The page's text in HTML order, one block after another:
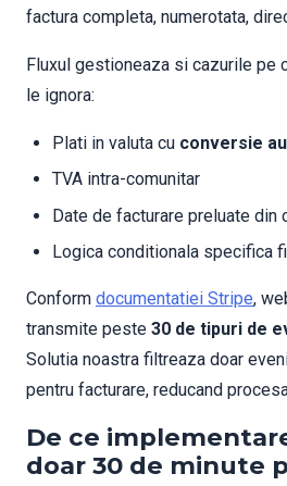
factura completa, numerotata,
Fluxul gestioneaza si cazurile pe
le ignora:
Plati in valuta cu conversie
TVA intra-comunitar
Date de facturare preluate din
Logica conditionala specifica
Conform documentatiei Stripe,
transmite peste 30 de tipuri de
Solutia noastra filtreaza doar
pentru facturare, reducand
De ce
doar 30 de minute